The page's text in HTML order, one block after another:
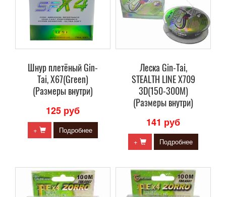
Шнур плетёный Gin-
Tai, X67(Green)
(Размеры внутри)
125 руб
+ Подробнее
Леска Gin-Tai,
STEALTH LINE X709
3D(150-300M)
(Размеры внутри)
141 руб
+ Подробнее